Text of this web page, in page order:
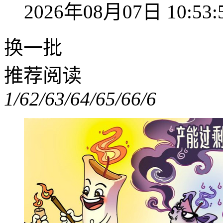
2026年08月07日
换一批
推荐阅读
1/62/63/64/65/66/6